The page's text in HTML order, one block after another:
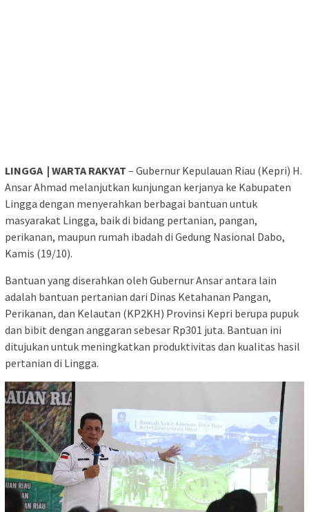
LINGGA | WARTA RAKYAT – Gubernur Kepulauan Riau (Kepri) H.
Ansar Ahmad melanjutkan kunjungan kerjanya ke Kabupaten
Lingga dengan menyerahkan berbagai bantuan untuk
masyarakat Lingga, baik di bidang pertanian, pangan,
perikanan, maupun rumah ibadah di Gedung Nasional Dabo,
Kamis (19/10).
Bantuan yang diserahkan oleh Gubernur Ansar antara lain
adalah bantuan pertanian dari Dinas Ketahanan Pangan,
Perikanan, dan Kelautan (KP2KH) Provinsi Kepri berupa pupuk
dan bibit dengan anggaran sebesar Rp301 juta. Bantuan ini
ditujukan untuk meningkatkan produktivitas dan kualitas hasil
pertanian di Lingga.